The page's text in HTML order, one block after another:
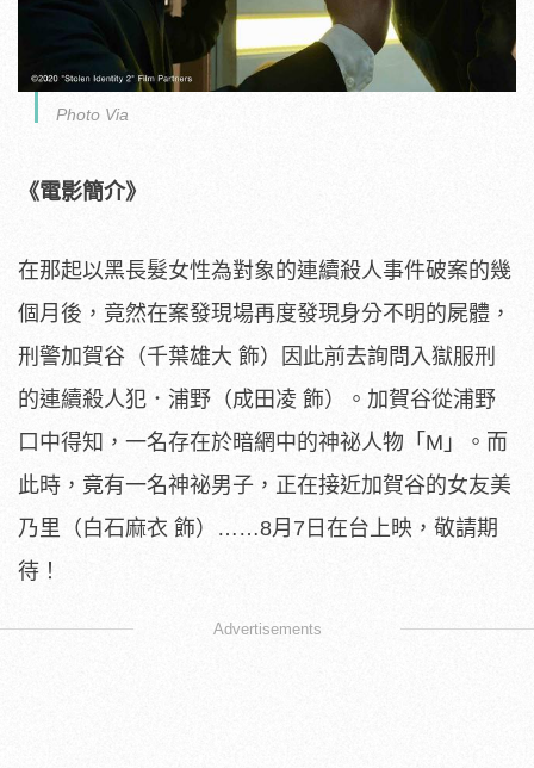
Photo Via
《電影簡介》
在那起以黑長髮女性為對象的連續殺人事件破案的幾
個月後， 竟然在案發現場再度發現身分不明的屍體，
刑警加賀谷（千葉雄大 飾）因此前去詢問入獄服刑
的連續殺人犯．浦野（成田凌 飾）。加賀谷從浦野
口中得知，一名存在於暗網中的神祕人物「M」
。而
此時，竟有一名神祕男子，正在接近加賀谷的女友美
乃里（白石麻衣 飾）……8月7日在台上映，敬請期
待！
Advertisements